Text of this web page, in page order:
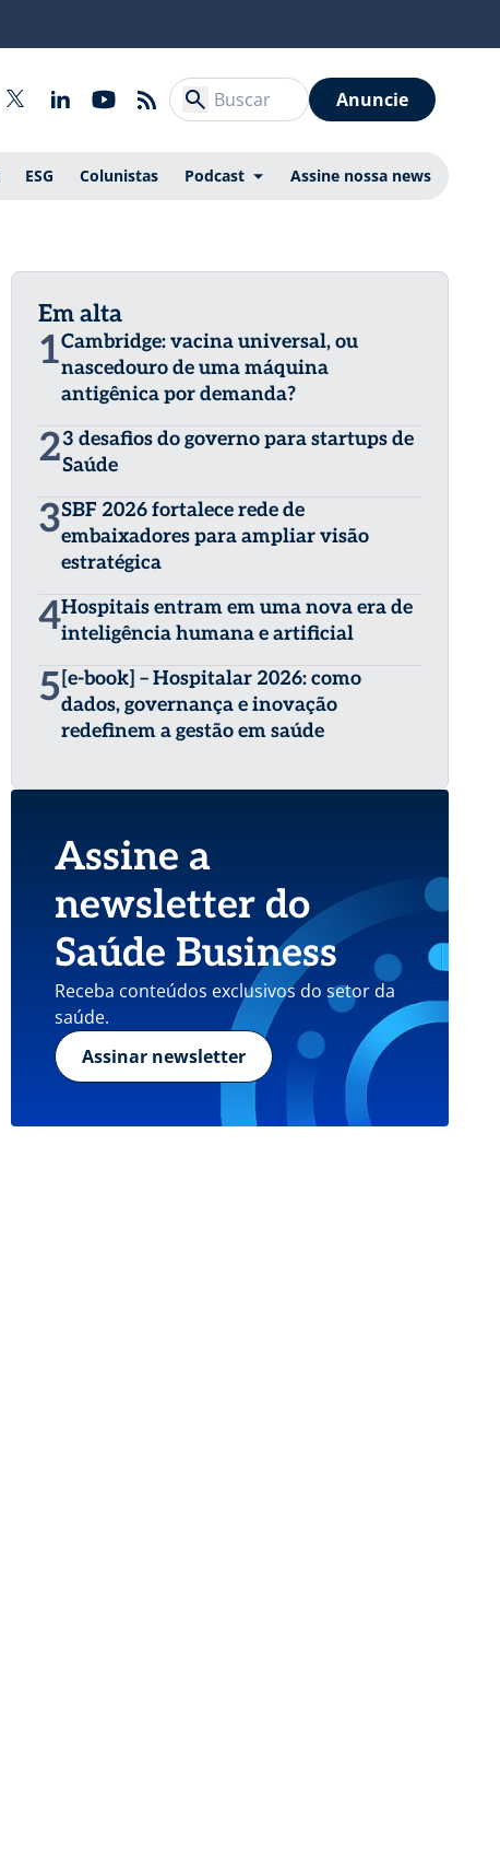
Anuncie
ESG Colunistas Podcast Assine nossa news
Em alta
1Cambridge: vacina universal, ou
nascedouro de uma máquina
antigênica por demanda?
23 desafios do governo para startups de
Saúde
3SBF 2026 fortalece rede de
embaixadores para ampliar visão
estratégica
4Hospitais entram em uma nova era de
inteligência humana e artificial
5 [e-book] – Hospitalar 2026: como
dados, governança e inovação
redefinem a gestão em saúde
Assine a
newsletter do
Saúde Business
Receba conteúdos exclusivos do setor da
saúde.
Assinar newsletter